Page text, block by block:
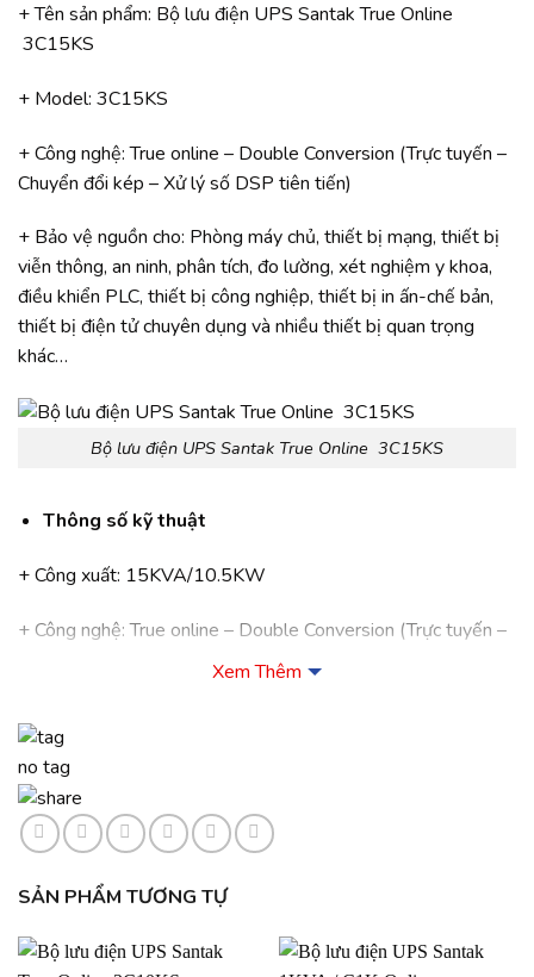
+ Tên sản phẩm: Bộ lưu điện UPS Santak True Online
3C15KS
+ Model: 3C15KS
+ Công nghệ: True online – Double Conversion (Trực tuyến –
Chuyển đổi kép – Xử lý số DSP tiên tiến)
+ Bảo vệ nguồn cho: Phòng máy chủ, thiết bị mạng, thiết bị
viễn thông, an ninh, phân tích, đo lường, xét nghiệm y khoa,
điều khiển PLC, thiết bị công nghiệp, thiết bị in ấn-chế bản,
thiết bị điện tử chuyên dụng và nhiều thiết bị quan trọng
khác…
Bộ lưu điện UPS Santak True Online 3C15KS
Thông số kỹ thuật
+ Công xuất: 15KVA/10.5KW
+ Công nghệ: True online – Double Conversion (Trực tuyến –
Chuyển đổi kép – Xử lý số DSP tiên tiến)
(46 ~ 54Hz)
+ Nguồn ra: 1 pha – 220VAC + 1% / 50Hz -+0,05Hz ( chế
độ ắc quy )
+ Dạng sóng: Sóng sine thật (True Sine Wave) ở mọi trạng
thái điện lưới và không phụ thuộc vào dung lượng còn lại của
ắc quy
Xem Thêm
no tag
SẢN PHẨM TƯƠNG TỰ